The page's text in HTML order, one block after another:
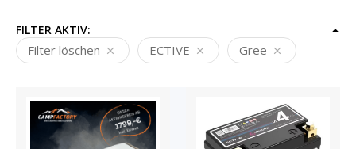
FILTER AKTIV:
Filter löschen ECTIVE Gree